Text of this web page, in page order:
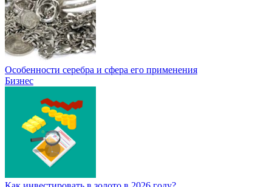
Особенности серебра и сфера его применения
Бизнес